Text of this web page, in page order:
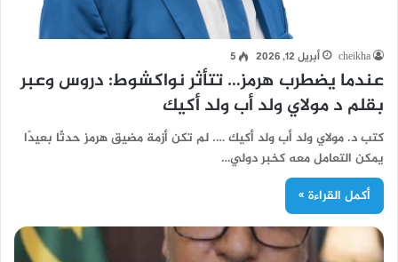
cheikha أبريل 12, 2026 5
عندما يضطرب هرمز… تتأثر نواكشوط: دروس وعبر
بقلم د مولاي ولد أب ولد أكيك
كتب د. مولاي ولد أب ولد أكيك …. لم تكن أزمة مضيق هرمز حدثًا بعيدًا
يمكن التعامل معه كخبر دولي…
أكمل القراءة »